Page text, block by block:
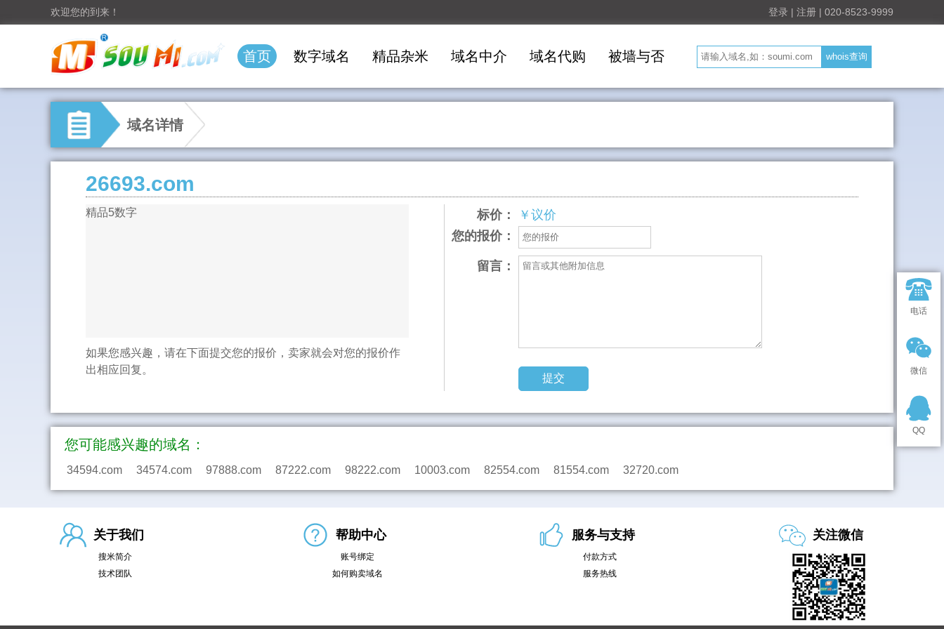
欢迎您的到来！ 登录 | 注册 | 020-8523-9999
首页 数字域名 精品杂米 域名中介 域名代购 被墙与否
域名详情
26693.com
精品5数字
如果您感兴趣，请在下面提交您的报价，卖家就会对您的报价作
出相应回复。
标价：
￥议价
您的报价：
留言：
您可能感兴趣的域名：
34594.com 34574.com 97888.com 87222.com 98222.com 10003.com 82554.com 81554.com 32720.com
关于我们
搜米简介
技术团队
帮助中心
账号绑定
如何购卖域名
服务与支持
付款方式
服务热线
关注微信
电话
微信
QQ